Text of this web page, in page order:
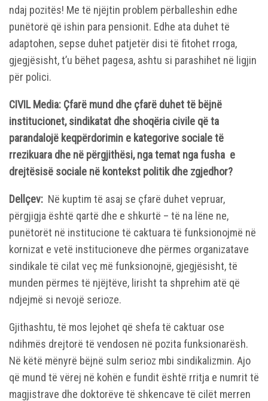
ndaj pozitës! Me të njëjtin problem përballeshin edhe
punëtorë që ishin para pensionit. Edhe ata duhet të
adaptohen, sepse duhet patjetër disi të fitohet rroga,
gjegjësisht, t’u bëhet pagesa, ashtu si parashihet në ligjin
për polici.
CIVIL Media: Çfarë mund dhe çfarë duhet të bëjnë
institucionet, sindikatat dhe shoqëria civile që ta
parandalojë keqpërdorimin e kategorive sociale të
rrezikuara dhe në përgjithësi, nga temat nga fusha e
drejtësisë sociale në kontekst politik dhe zgjedhor?
Dellçev: Në kuptim të asaj se çfarë duhet vepruar,
përgjigja është qartë dhe e shkurtë – të na lëne ne,
punëtorët në institucione të caktuara të funksionojmë në
kornizat e vetë institucioneve dhe përmes organizatave
sindikale të cilat veç më funksionojnë, gjegjësisht, të
munden përmes të njëjtëve, lirisht ta shprehim atë që
ndjejmë si nevojë serioze.
Gjithashtu, të mos lejohet që shefa të caktuar ose
ndihmës drejtorë të vendosen në pozita funksionarësh.
Në këtë mënyrë bëjnë sulm serioz mbi sindikalizmin. Ajo
që mund të vërej në kohën e fundit është rritja e numrit të
magjistrave dhe doktorëve të shkencave të cilët merren